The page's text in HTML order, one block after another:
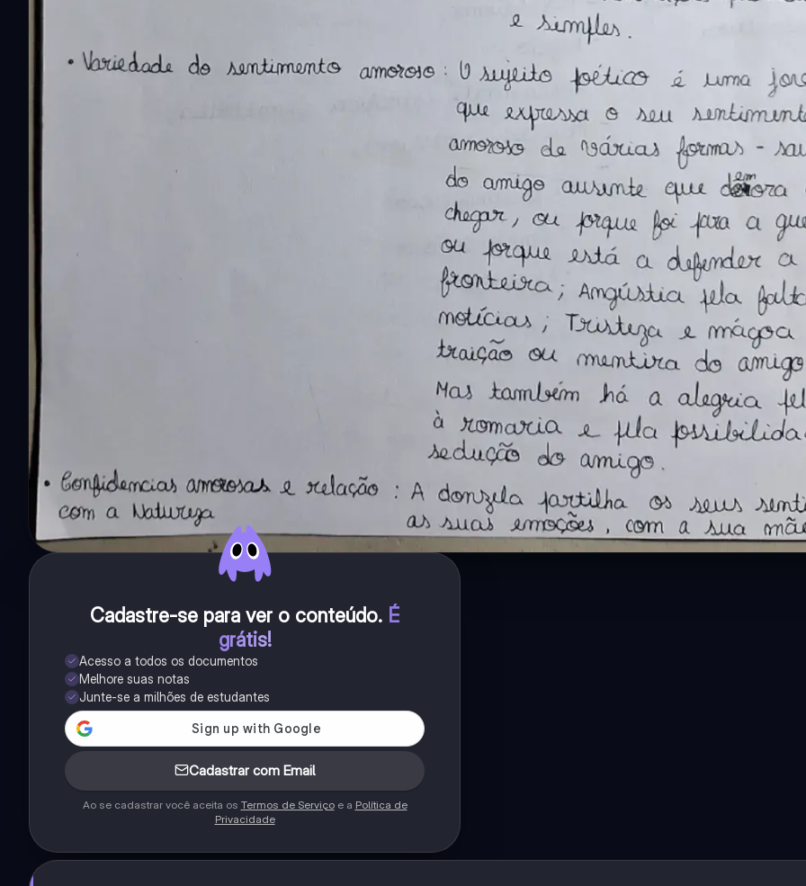
Cadastre-se para ver o conteúdo. É
grátis!
Acesso a todos os documentos
Melhore suas notas
Junte-se a milhões de estudantes
Cadastrar com Email
Ao se cadastrar você aceita os Termos de Serviçoe a Política de
Privacidade